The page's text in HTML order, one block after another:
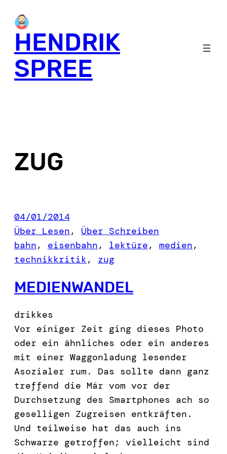
content
HENDRIK
SPREE
ZUG
04/01/2014
Über Lesen, Über Schreiben
bahn, eisenbahn, lektüre, medien
technikkritik, zug
MEDIENWANDEL
drikkes
Vor einiger Zeit ging dieses Photo
oder ein ähnliches oder ein anderes
mit einer Waggonladung lesender
Asozialer rum. Das sollte dann ganz
treffend die Mär vom vor der
Durchsetzung des Smartphones ach so
geselligen Zugreisen entkräften.
Und teilweise hat das auch ins
Schwarze getroffen; vielleicht sind